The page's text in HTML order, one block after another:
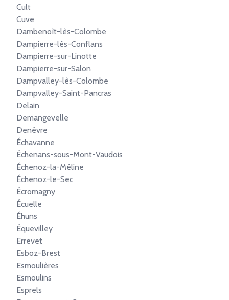
Cult
Cuve
Dambenoît-lès-Colombe
Dampierre-lès-Conflans
Dampierre-sur-Linotte
Dampierre-sur-Salon
Dampvalley-lès-Colombe
Dampvalley-Saint-Pancras
Delain
Demangevelle
Denèvre
Échavanne
Échenans-sous-Mont-Vaudois
Échenoz-la-Méline
Échenoz-le-Sec
Écromagny
Écuelle
Éhuns
Équevilley
Errevet
Esboz-Brest
Esmoulières
Esmoulins
Esprels